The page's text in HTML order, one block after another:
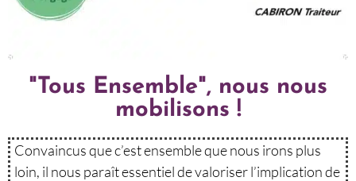
"Tous Ensemble", nous nous
mobilisons !
Convaincus que c’est ensemble que nous irons plus
loin, il nous paraît essentiel de valoriser l’implication de